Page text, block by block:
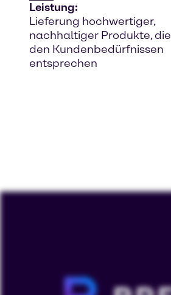
Leistung:
Lieferung hochwertiger,
nachhaltiger Produkte, die
den Kundenbedürfnissen
entsprechen